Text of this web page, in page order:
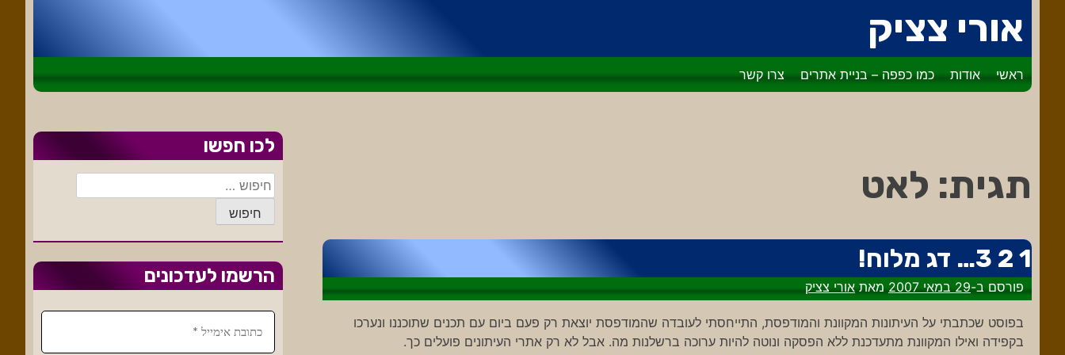
לתוכן
אורי צציק
ראשי אודות כמו כפפה – בניית אתרים צרו קשר
תגית: לאט
1 2 3… דג מלוח!
פורסם ב-29 במאי 2007 מאתאורי צציק
בפוסט שכתבתי על העיתונות המקוונת והמודפסת, התייחסתי לעובדה שהמודפסת יוצאת רק פעם ביום עם תכנים שתוכננו ונערכו
בקפידה ואילו המקוונת מתעדכנת ללא הפסקה ונוטה להיות ערוכה ברשלנות מה. אבל לא רק אתרי העיתונים פועלים כך.
לכו חפשו
חיפוש:
הרשמו לעדכונים